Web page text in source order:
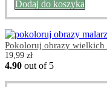
Dodaj do koszyka
Pokoloruj obrazy
19,99 zł
4.90 out of 5